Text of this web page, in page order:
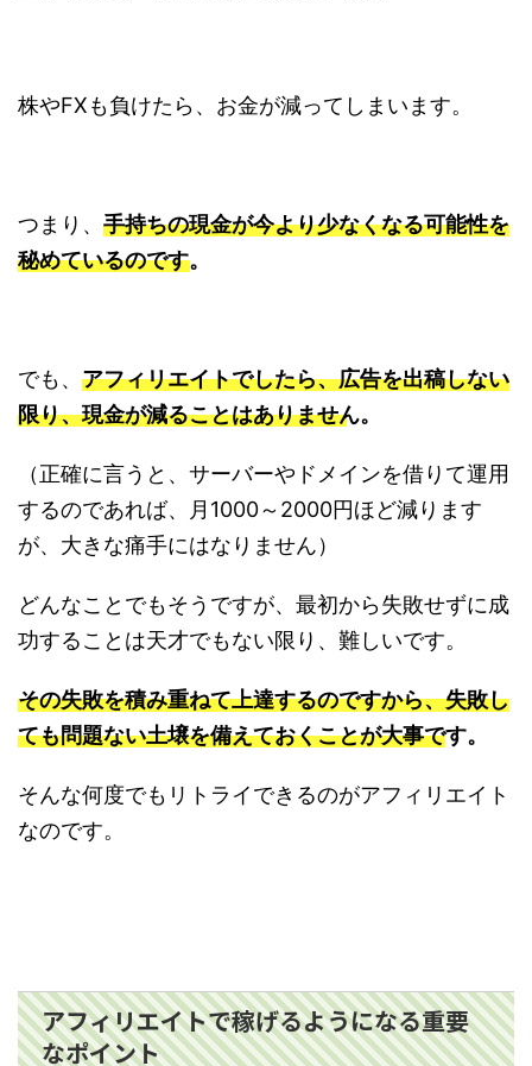
株やFXも負けたら、お金が減ってしまいます。
つまり、 手持ちの現金が今より少なくなる可能性を
秘めているのです。
でも、 アフィリエイトでしたら、広告を出稿しない
限り、現金が減ることはありません。
（正確に言うと、サーバーやドメインを借りて運用
するのであれば、月1000～2000円ほど減ります
が、大きな痛手にはなりません）
どんなことでもそうですが、最初から失敗せずに成
功することは天才でもない限り、難しいです。
その失敗を積み重ねて上達するのですから、失敗し
ても問題ない土壌を備えておくことが大事です。
そんな何度でもリトライできるのがアフィリエイト
なのです。
アフィリエイトで稼げるようになる重要
なポイント